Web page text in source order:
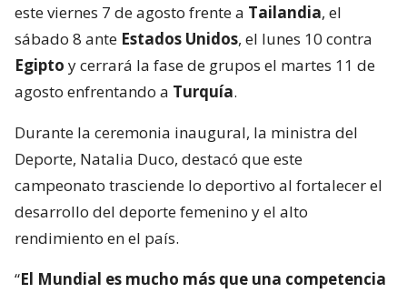
este viernes 7 de agosto frente a Tailandia, el
sábado 8 ante Estados Unidos, el lunes 10 contra
Egipto y cerrará la fase de grupos el martes 11 de
agosto enfrentando a Turquía.
Durante la ceremonia inaugural, la ministra del
Deporte, Natalia Duco, destacó que este
campeonato trasciende lo deportivo al fortalecer el
desarrollo del deporte femenino y el alto
rendimiento en el país.
“El Mundial es mucho más que una competencia